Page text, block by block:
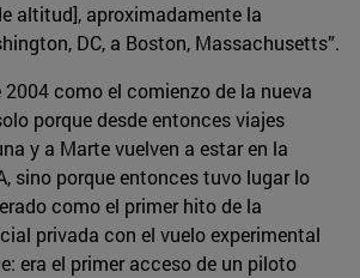
altitud], aproximadamente la
DC, a Boston, Massachusetts”.
2004 como el comienzo de la nueva
porque desde entonces viajes
y a Marte vuelven a estar en la
sino porque entonces tuvo lugar lo
como el primer hito de la
privada con el vuelo experimental
era el primer acceso de un piloto